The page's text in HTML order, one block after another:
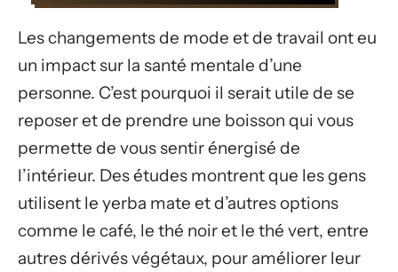
Les changements de mode et de travail ont eu
un impact sur la santé mentale d’une
personne. C’est pourquoi il serait utile de se
reposer et de prendre une boisson qui vous
permette de vous sentir énergisé de
l’intérieur. Des études montrent que les gens
utilisent le yerba mate et d’autres options
comme le café, le thé noir et le thé vert, entre
autres dérivés végétaux, pour améliorer leur